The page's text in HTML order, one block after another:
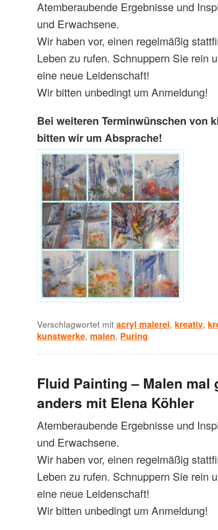
Atemberaubende Ergebnisse und
und Erwachsene.
Wir haben vor, einen regelmäßig
Leben zu rufen. Schnuppern Sie rein
eine neue Leidenschaft!
Wir bitten unbedingt um Anmeldung!
Bei weiteren Terminwünschen von
bitten wir um Absprache!
Verschlagwortet mit acryl malerei, kreativ,
kunstwerke, malen, Puring
Fluid Painting – Malen mal
anders mit Elena Köhler
Atemberaubende Ergebnisse und
und Erwachsene.
Wir haben vor, einen regelmäßig
Leben zu rufen. Schnuppern Sie rein
eine neue Leidenschaft!
Wir bitten unbedingt um Anmeldung!